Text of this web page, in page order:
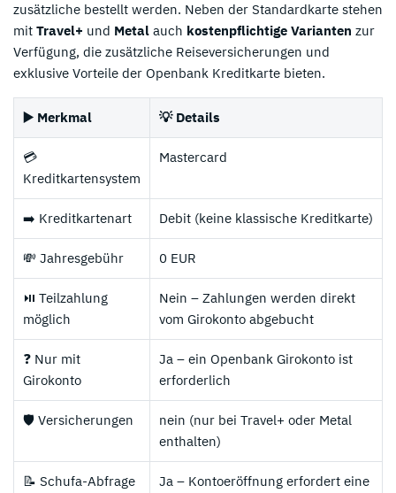
zusätzliche bestellt werden. Neben der Standardkarte stehen
mit Travel+ und Metal auch kostenpflichtige Varianten zur
Verfügung, die zusätzliche Reiseversicherungen und
exklusive Vorteile der Openbank Kreditkarte bieten.
▶️ Merkmal 💡 Details
💳
Kreditkartensystem
Mastercard
➡️ Kreditkartenart Debit (keine klassische Kreditkarte)
💸 Jahresgebühr 0 EUR
⏯️ Teilzahlung
möglich
Nein – Zahlungen werden direkt
vom Girokonto abgebucht
❓ Nur mit
Girokonto
Ja – ein Openbank Girokonto ist
erforderlich
🛡️ Versicherungen
nein (nur bei Travel+ oder Metal
enthalten)
📝 Schufa-Abfrage
Ja – Kontoeröffnung erfordert eine